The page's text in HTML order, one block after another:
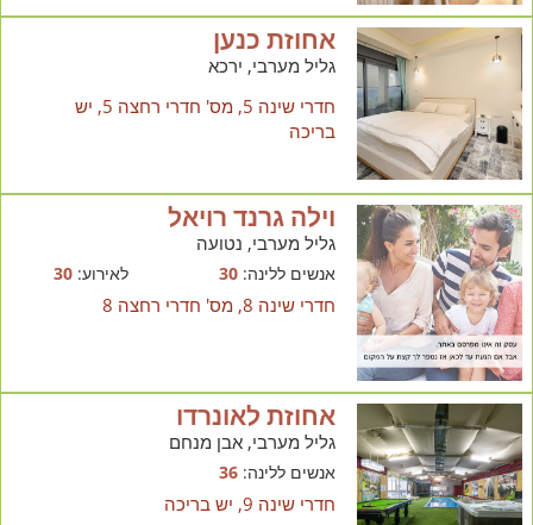
אחוזת כנען
גליל מערבי, ירכא
חדרי שינה 5, מס' חדרי רחצה 5, יש
בריכה
וילה גרנד רויאל
גליל מערבי, נטועה
אנשים ללינה:30 לאירוע:30
חדרי שינה 8, מס' חדרי רחצה 8
אחוזת לאונרדו
גליל מערבי, אבן מנחם
אנשים ללינה:36
חדרי שינה 9, יש בריכה